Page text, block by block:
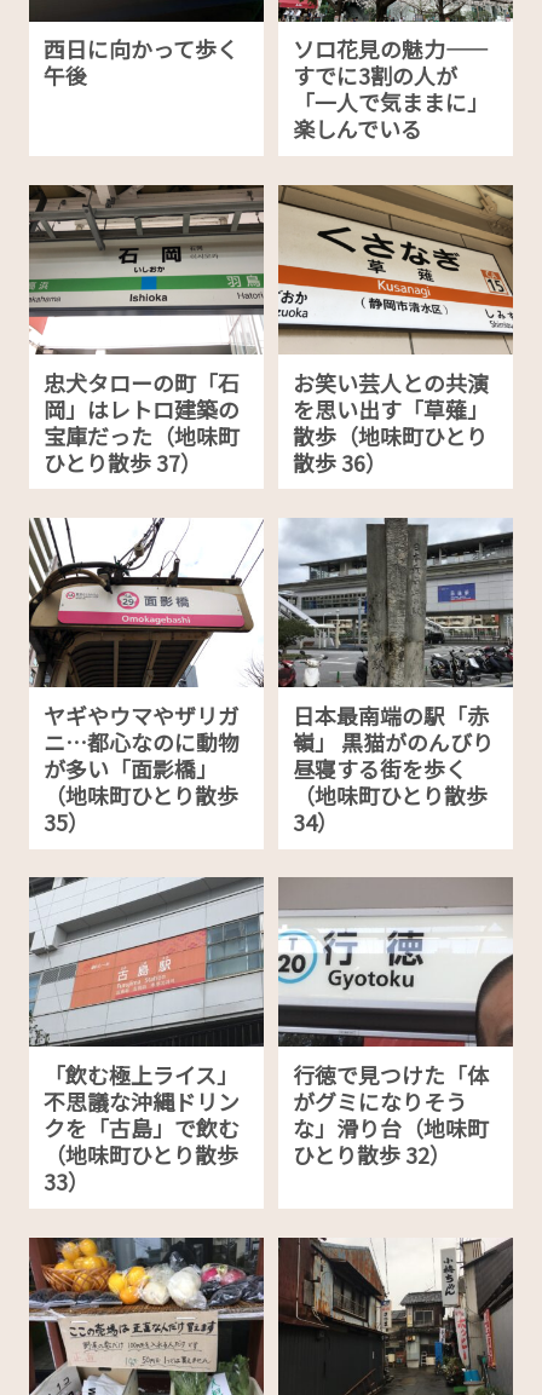
西日に向かって歩く
午後
ソロ花見の魅力——
すでに3割の人が
「一人で気ままに」
楽しんでいる
忠犬タローの町「石
岡」はレトロ建築の
宝庫だった（地味町
ひとり散歩 37）
お笑い芸人との共演
を思い出す「草薙」
散歩（地味町ひとり
散歩 36）
ヤギやウマやザリガ
ニ…都心なのに動物
が多い「面影橋」
（地味町ひとり散歩
35）
日本最南端の駅「赤
嶺」 黒猫がのんびり
昼寝する街を歩く
（地味町ひとり散歩
34）
「飲む極上ライス」
不思議な沖縄ドリン
クを「古島」で飲む
（地味町ひとり散歩
33）
行徳で見つけた「体
がグミになりそう
な」滑り台（地味町
ひとり散歩 32）